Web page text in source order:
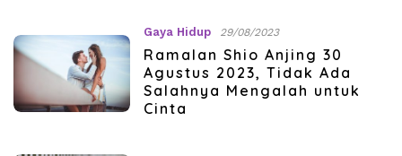
Gaya Hidup 29/08/2023
Ramalan Shio Anjing 30
Agustus 2023, Tidak Ada
Salahnya Mengalah untuk
Cinta